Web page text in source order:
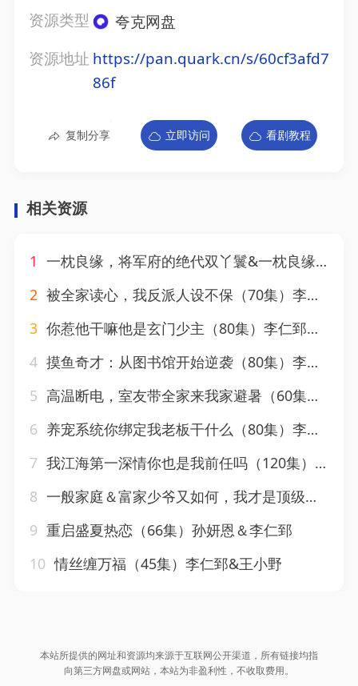
资源类型
夸克网盘
资源地址 https://pan.quark.cn/s/60cf3afd7
86f
复制分享 立即访问 看剧教程
相关资源
1 一枕良缘，将军府的绝代双丫鬟&一枕良缘将军府的绝代双丫鬟（77集）李仁郅＆唐七七
2 被全家读心，我反派人设不保（70集）李仁郅＆刘盈
3 你惹他干嘛他是玄门少主（80集）李仁郅&林初
4 摸鱼奇才：从图书馆开始逆袭（80集）李仁郅＆宗白铧
5 高温断电，室友带全家来我家避暑（60集）卞菁&李仁郅
6 养宠系统你绑定我老板干什么（80集）李仁郅＆刘奕彤
7 我江海第一深情你也是我前任吗（120集）李仁郅＆张如意＆浅柔＆关钰莹＆千文＆章嘉怡＆苏酥＆张星禾
8 一般家庭＆富家少爷又如何，我才是顶级千金（46集）马芯好&李仁郅
9 重启盛夏热恋（66集）孙妍恩＆李仁郅
10 情丝缠万福（45集）李仁郅&王小野
本站所提供的网址和资源均来源于互联网公开渠道，所有链接均指
向第三方网盘或网站，本站为非盈利性，不收取费用。